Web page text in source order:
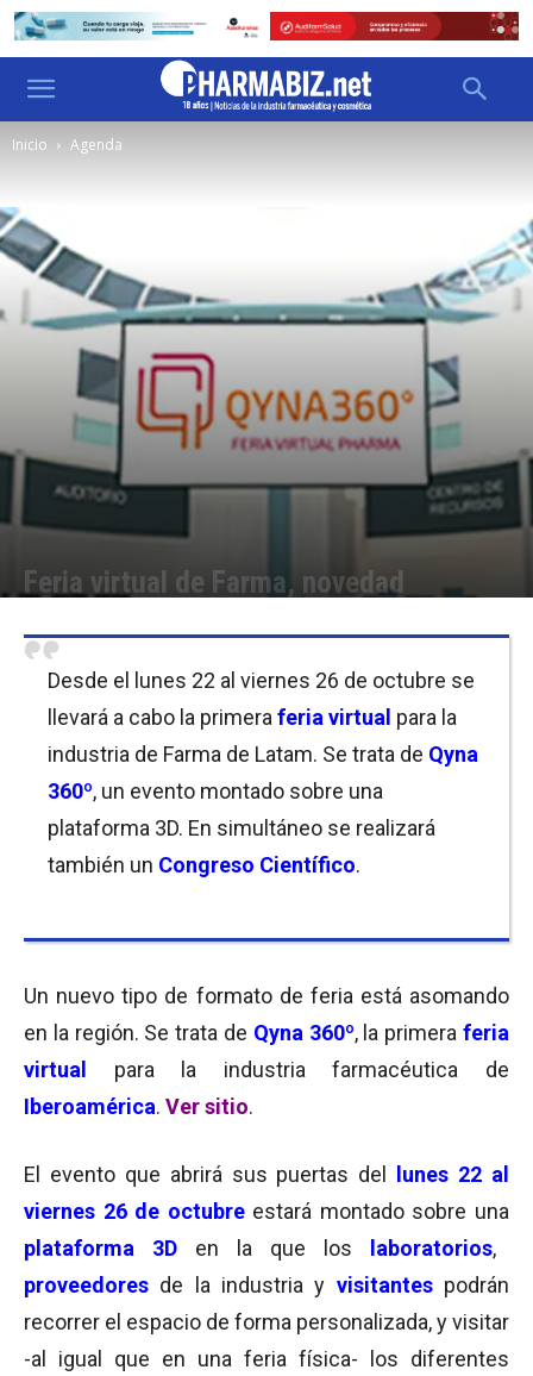
Inicio Agenda
Feria virtual de Farma, novedad
Desde el lunes 22 al viernes 26 de octubre se
llevará a cabo la primera feria virtual para la
industria de Farma de Latam. Se trata de Qyna
360º, un evento montado sobre una
plataforma 3D. En simultáneo se realizará
también un Congreso Científico.
Un nuevo tipo de formato de feria está asomando
en la región. Se trata de Qyna 360º, la primeraferia
virtual
para la industria farmacéutica de
Iberoamérica. Ver sitio.
El evento que abrirá sus puertas del
lunes 22 al
viernes 26 de octubre estará montado sobre una
plataforma 3D
en la que los laboratorios,
proveedores de la industria y visitantes podrán
recorrer el espacio de forma personalizada, y visitar
-al igual que en una feria física- los diferentes